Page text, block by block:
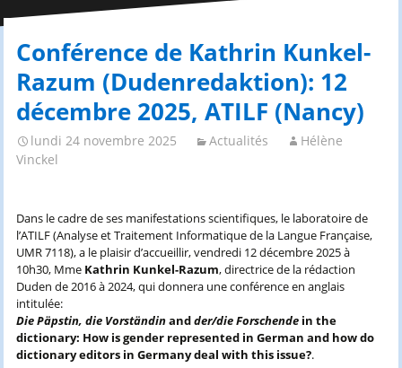
Conférence de Kathrin Kunkel-
Razum (Dudenredaktion): 12
décembre 2025, ATILF (Nancy)
lundi 24 novembre 2025 Actualités
Hélène
Vinckel
Dans le cadre de ses manifestations scientifiques, le laboratoire de
l’ATILF (Analyse et Traitement Informatique de la Langue Française,
UMR 7118), a le plaisir d’accueillir, vendredi 12 décembre 2025 à
10h30, Mme Kathrin Kunkel-Razum, directrice de la rédaction
Duden de 2016 à 2024, qui donnera une conférence en anglais
intitulée:
Die Päpstin, die Vorständinandder/die Forschendein the
dictionary: How is gender represented in German and how do
dictionary editors in Germany deal with this issue?.